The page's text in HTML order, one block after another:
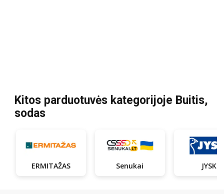
Kitos parduotuvės kategorijoje Buitis,
sodas
ERMITAŽAS Senukai JYSK